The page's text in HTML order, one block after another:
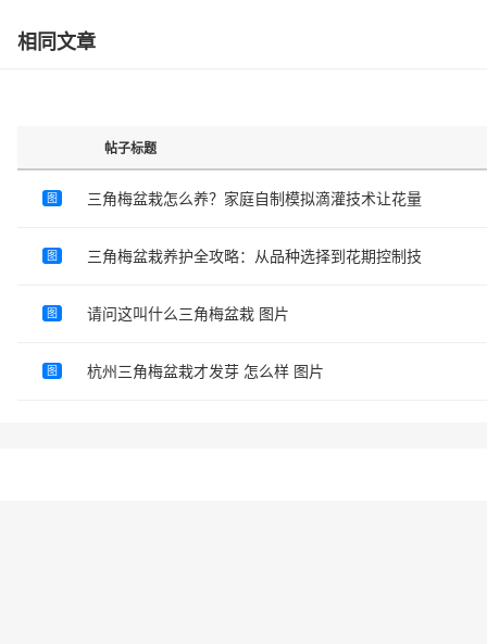
相同文章
帖子标题
图 三角梅盆栽怎么养？家庭自制模拟滴灌技术让花量
图 三角梅盆栽养护全攻略：从品种选择到花期控制技
图 请问这叫什么三角梅盆栽 图片
图 杭州三角梅盆栽才发芽 怎么样 图片